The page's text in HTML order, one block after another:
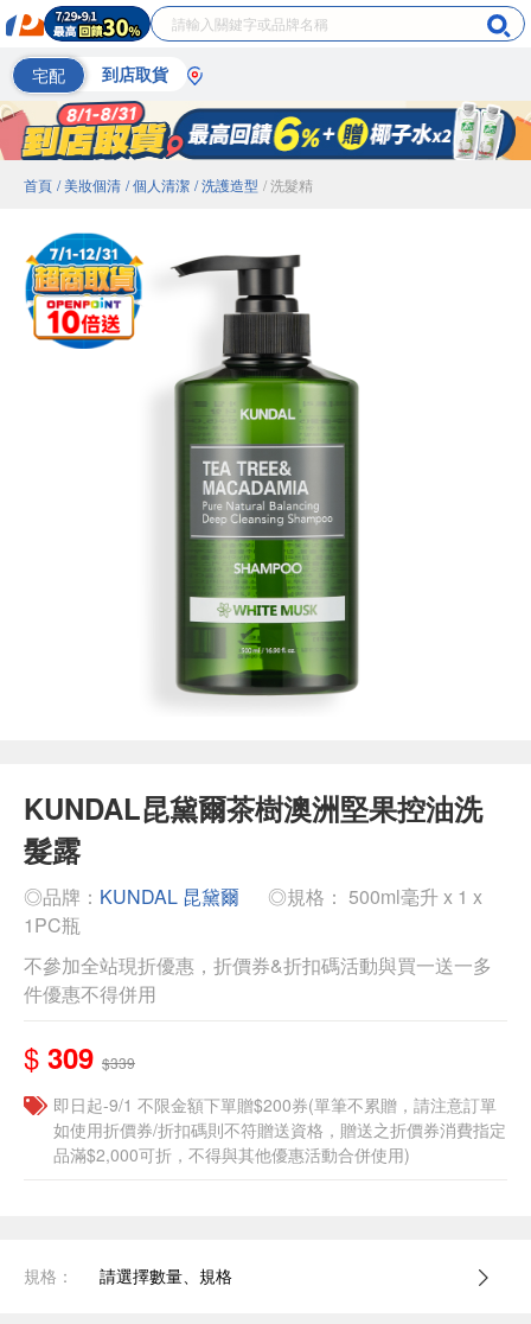
宅配 到店取貨
首頁 / 美妝個清 / 個人清潔 / 洗護造型 / 洗髮精
KUNDAL昆黛爾茶樹澳洲堅果控油洗
髮露
◎品牌： KUNDAL 昆黛爾
◎規格： 500ml毫升 x 1 x
1PC瓶
不參加全站現折優惠，折價券&折扣碼活動與買一送一多
件優惠不得併用
$ 309 $339
即日起-9/1 不限金額下單贈$200券(單筆不累贈，請注意訂單
如使用折價券/折扣碼則不符贈送資格，贈送之折價券消費指定
品滿$2,000可折，不得與其他優惠活動合併使用)
規格： 請選擇數量、規格